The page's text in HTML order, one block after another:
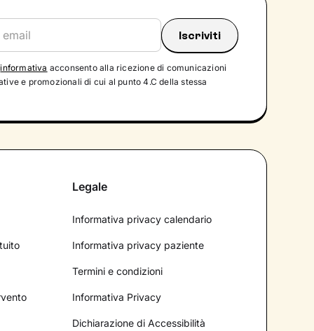
informativa acconsento alla ricezione di comunicazioni
e promozionali di cui al punto 4.C della stessa
Legale
Informativa privacy calendario
Informativa privacy paziente
Termini e condizioni
Informativa Privacy
Dichiarazione di Accessibilità